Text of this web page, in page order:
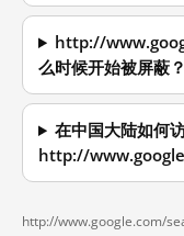
http://
么时候开始被屏蔽？
在中国大陆如何
http://
http://www.google.com/